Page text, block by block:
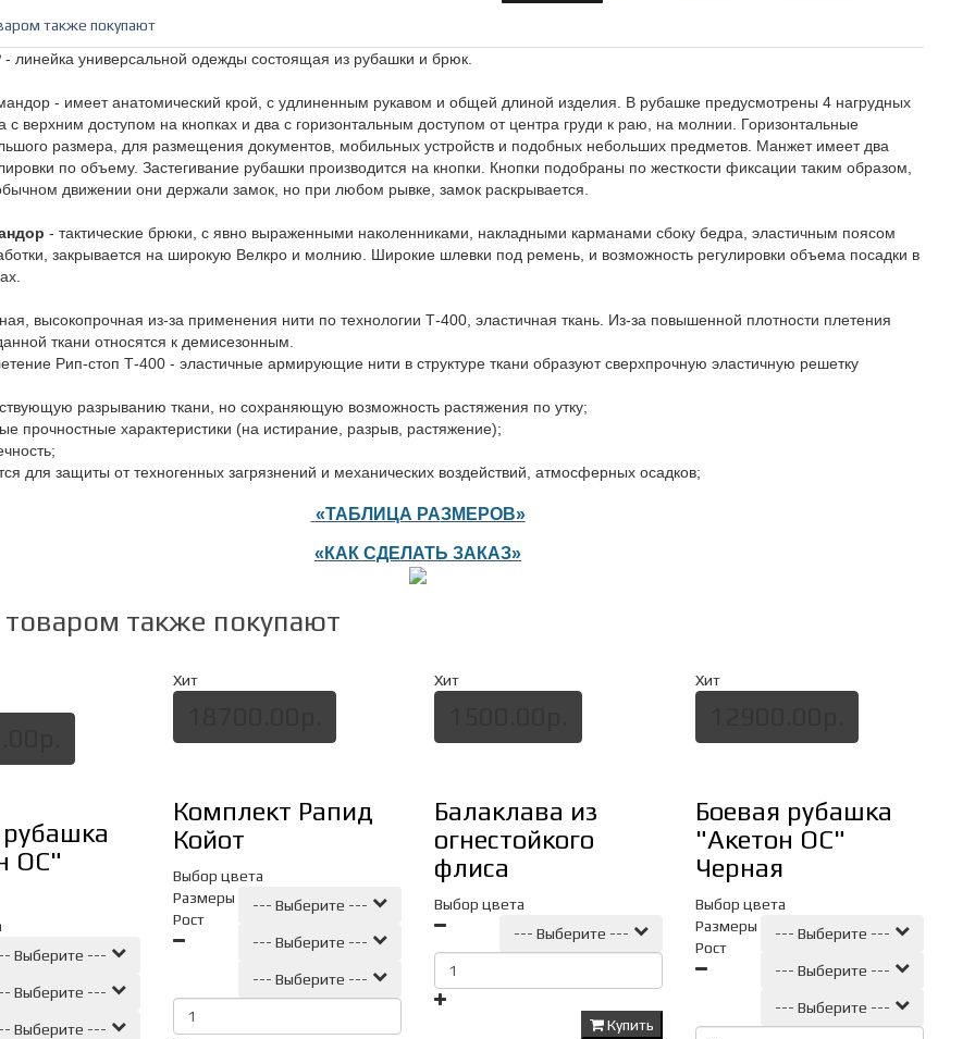
также покупают
- линейка универсальной одежды состоящая из рубашки и брюк.
- имеет анатомический крой, с удлиненным рукавом и общей длиной изделия. В рубашке предусмотрены 4 нагрудных
с верхним доступом на кнопках и два с горизонтальным доступом от центра груди к раю, на молнии. Горизонтальные
размера, для размещения документов, мобильных устройств и подобных небольших предметов. Манжет имеет два
по объему. Застегивание рубашки производится на кнопки. Кнопки подобраны по жесткости фиксации таким образом,
движении они держали замок, но при любом рывке, замок раскрывается.
- тактические брюки, с явно выраженными наколенниками, накладными карманами сбоку бедра, эластичным поясом
закрывается на широкую Велкро и молнию. Широкие шлевки под ремень, и возможность регулировки объема посадки в
высокопрочная из-за применения нити по технологии Т-400, эластичная ткань. Из-за повышенной плотности плетения
ткани относятся к демисезонным.
Рип-стоп Т-400 - эластичные армирующие нити в структуре ткани образуют сверхпрочную эластичную решетку
разрыванию ткани, но сохраняющую возможность растяжения по утку;
прочностные характеристики (на истирание, разрыв, растяжение);
для защиты от техногенных загрязнений и механических воздействий, атмосферных осадков;
«ТАБЛИЦА РАЗМЕРОВ»
« КАК СДЕЛАТЬ ЗАКАЗ»
товаром также покупают
ОС"
Выберите ---
Выберите ---
Выберите ---
Хит
Комплект Рапид
Койот
Выбор цвета
--- Выберите ---
Размеры
--- Выберите ---
Рост
--- Выберите ---
Хит
Балаклава из
огнестойкого
флиса
Выбор цвета
--- Выберите ---
Купить
Хит
Боевая рубашка
"Акетон ОС"
Черная
Выбор цвета
--- Выберите ---
Размеры
--- Выберите ---
Рост
--- Выберите ---